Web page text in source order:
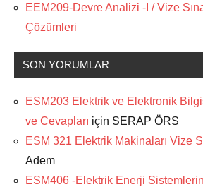
EEM209-Devre Analizi -I / Vize
Çözümleri
SON YORUMLAR
ESM203 Elektrik ve Elektronik
ve Cevapları için SERAP ÖRS
ESM 321 Elektrik Makinaları Vize
Adem
ESM406 -Elektrik Enerji